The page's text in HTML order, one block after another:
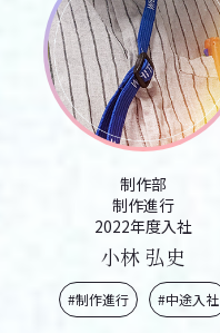
制作部
制作進行
2022年度入社
小林 弘史
#制作進行 #中途入社